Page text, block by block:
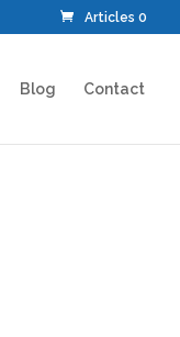
Articles 0
Blog Contact